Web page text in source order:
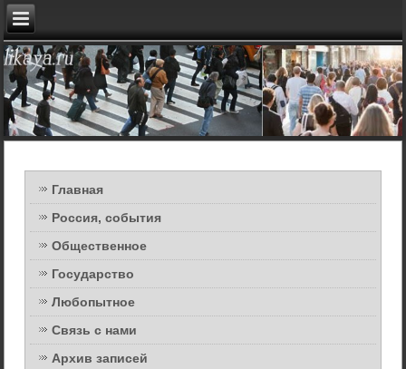
Главная
Россия, события
Общественное
Государство
Любопытное
Связь с нами
Архив записей